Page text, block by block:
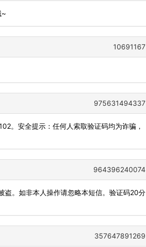
~
10691167
975631494337
。安全提示：任何人索取验证码均为诈骗，
964396240074
盗。如非本人操作请忽略本短信。验证码20分
357647891269